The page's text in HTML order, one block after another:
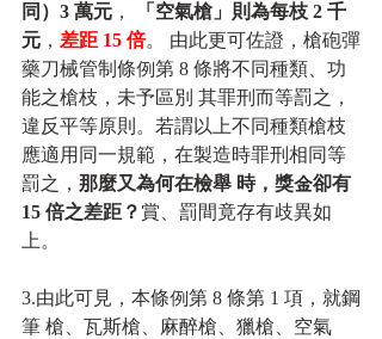
同）3 萬元 ，
「空氣槍」則為每枝 2 千
元 ， 差距 15 倍。 由此更可佐證，槍砲彈
藥刀械管制條例第 8 條將不同種類、功
能之槍枝，未予區別 其罪刑而等罰之，
違反平等原則。若謂以上不同種類槍枝
應適用同一規範，在製造時罪刑相同等
罰之， 那麼又為何在檢舉 時，獎金卻有
15 倍之差距？ 賞、罰間竟存有歧異如
上。
3.由此可見，本條例第 8 條第 1 項，就鋼
筆 槍、瓦斯槍、麻醉槍、獵槍、空氣